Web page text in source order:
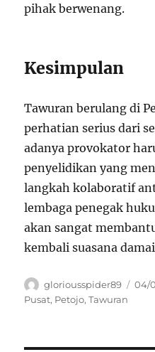
pihak berwenang.
Kesimpulan
Tawuran berulang di
perhatian serius dari
adanya provokator
penyelidikan yang
langkah kolaboratif
lembaga penegak
akan sangat
kembali suasana
Author
gloriousspider89 04/
Pusat, Petojo,Tawuran